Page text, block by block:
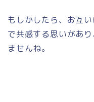
もしかしたら、お互
で共感する思いがあ
ませんね。